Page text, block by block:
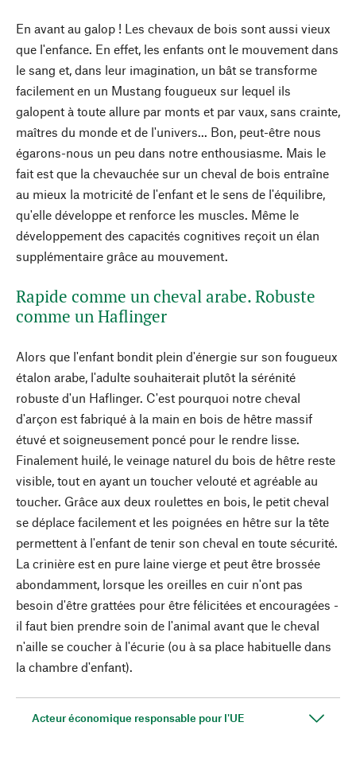
En avant au galop ! Les chevaux de bois sont aussi vieux
que l'enfance. En effet, les enfants ont le mouvement dans
le sang et, dans leur imagination, un bât se transforme
facilement en un Mustang fougueux sur lequel ils
galopent à toute allure par monts et par vaux, sans crainte,
maîtres du monde et de l'univers... Bon, peut-être nous
égarons-nous un peu dans notre enthousiasme. Mais le
fait est que la chevauchée sur un cheval de bois entraîne
au mieux la motricité de l'enfant et le sens de l'équilibre,
qu'elle développe et renforce les muscles. Même le
développement des capacités cognitives reçoit un élan
supplémentaire grâce au mouvement.
Rapide comme un cheval arabe. Robuste
comme un Haflinger
Alors que l'enfant bondit plein d'énergie sur son fougueux
étalon arabe, l'adulte souhaiterait plutôt la sérénité
robuste d'un Haflinger. C'est pourquoi notre cheval
d'arçon est fabriqué à la main en bois de hêtre massif
étuvé et soigneusement poncé pour le rendre lisse.
Finalement huilé, le veinage naturel du bois de hêtre reste
visible, tout en ayant un toucher velouté et agréable au
toucher. Grâce aux deux roulettes en bois, le petit cheval
se déplace facilement et les poignées en hêtre sur la tête
permettent à l'enfant de tenir son cheval en toute sécurité.
La crinière est en pure laine vierge et peut être brossée
abondamment, lorsque les oreilles en cuir n'ont pas
besoin d'être grattées pour être félicitées et encouragées -
il faut bien prendre soin de l'animal avant que le cheval
n'aille se coucher à l'écurie (ou à sa place habituelle dans
la chambre d'enfant).
Acteur économique responsable pour l'UE